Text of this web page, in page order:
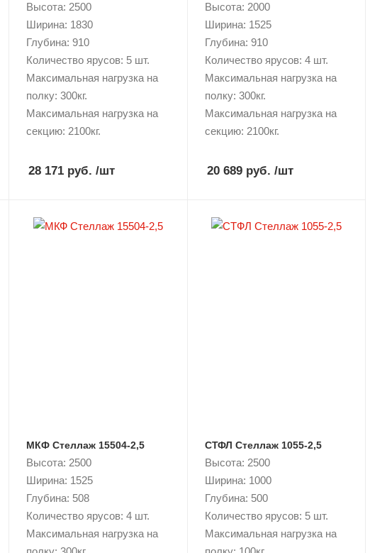
Высота: 2500
Ширина: 1830
Глубина: 910
Количество ярусов: 5 шт.
Максимальная нагрузка на
полку: 300кг.
Максимальная нагрузка на
секцию: 2100кг.
28 171 руб. /шт
Высота: 2000
Ширина: 1525
Глубина: 910
Количество ярусов: 4 шт.
Максимальная нагрузка на
полку: 300кг.
Максимальная нагрузка на
секцию: 2100кг.
20 689 руб. /шт
МКФ Стеллаж 15504-2,5
Высота: 2500
Ширина: 1525
Глубина: 508
Количество ярусов: 4 шт.
Максимальная нагрузка на
СТФЛ Стеллаж 1055-2,5
Высота: 2500
Ширина: 1000
Глубина: 500
Количество ярусов: 5 шт.
Максимальная нагрузка на